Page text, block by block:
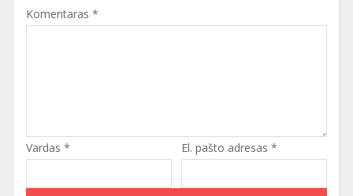
Komentaras *
Vardas * El. pašto adresas *